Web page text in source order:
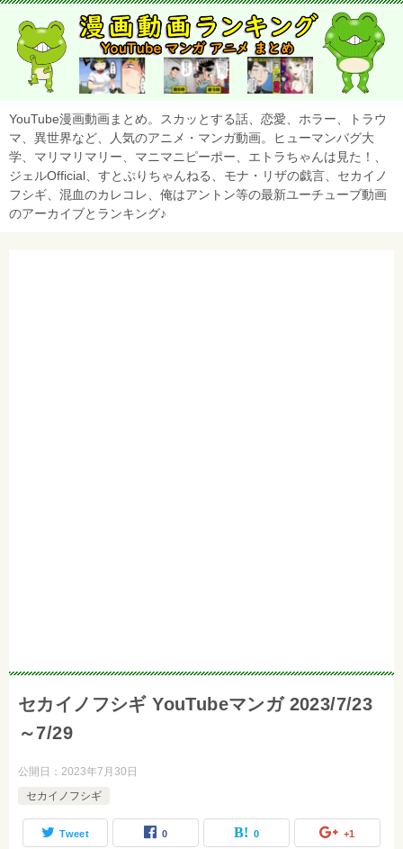
YouTube漫画動画まとめ。スカッとする話、恋愛、ホラー、トラウ
マ、異世界など、人気のアニメ・マンガ動画。ヒューマンバグ大
学、マリマリマリー、マニマニピーポー、エトラちゃんは見た！、
ジェルOfficial、すとぷりちゃんねる、モナ・リザの戯言、セカイノ
フシギ、混血のカレコレ、俺はアントン等の最新ユーチューブ動画
のアーカイブとランキング♪
セカイノフシギ YouTubeマンガ 2023/7/23
～7/29
公開日： 2023年7月30日
セカイノフシギ
Tweet 0 0 +1